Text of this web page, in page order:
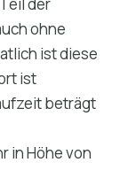
der
ohne
ist diese
ist
beträgt
in Höhe von